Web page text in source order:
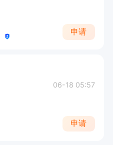
申请
06-18 05:57
申请